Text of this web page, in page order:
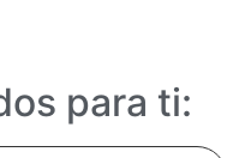
para ti: